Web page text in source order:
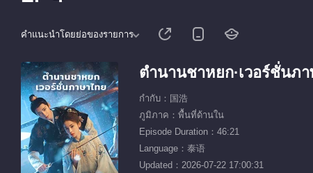
คำแนะนำโดยย่อของรายการ
ตำนานชาหยก·เวอร์ชั่นภ
กำกับ：国浩
ภูมิภาค：พื้นที่ด้านใน
Episode Duration：46:21
Language：泰语
Updated：2026-07-22 17:00:31